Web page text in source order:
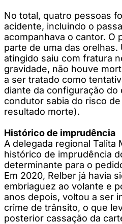
No total, quatro pessoas
acidente, incluindo o
acompanhava o cantor. O
parte de uma das
atingido saiu com fratura
gravidade, não houve
a ser tratado como
diante da configuração do
condutor sabia do risco
resultado morte).
Histórico de imprudência
A delegada regional Talita
histórico de imprudência
determinante para o
Em 2020, Relber já havia
embriaguez ao volante e
anos depois, voltou a ser
crime de trânsito, o que
posterior cassação da